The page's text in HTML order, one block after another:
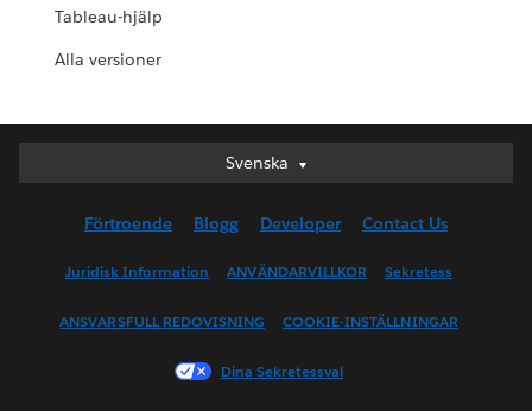
Tableau-hjälp
Alla versioner
Svenska
Svenska
English (UK)
English (US)
Français (Canada)
Français (France)
Förtroende Blogg Developer Contact Us
Juridisk Information ANVÄNDARVILLKOR Sekretess
ANSVARSFULL REDOVISNING COOKIE-INSTÄLLNINGAR
Dina Sekretessval